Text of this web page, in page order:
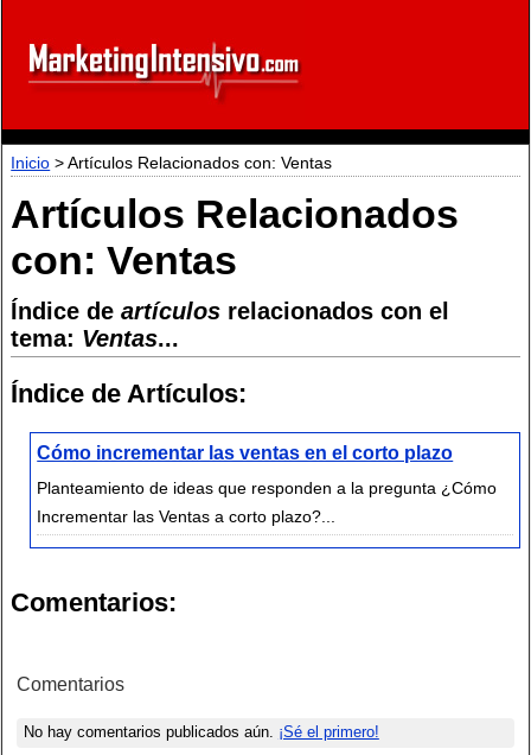
Inicio > Artículos Relacionados con: Ventas
Artículos Relacionados
con: Ventas
Índice deartículos relacionados con el
tema: Ventas...
Índice de Artículos:
Cómo incrementar las ventas en el corto plazo
Planteamiento de ideas que responden a la pregunta ¿Cómo
Incrementar las Ventas a corto plazo?...
Comentarios:
Comentarios
No hay comentarios publicados aún. ¡Sé el primero!